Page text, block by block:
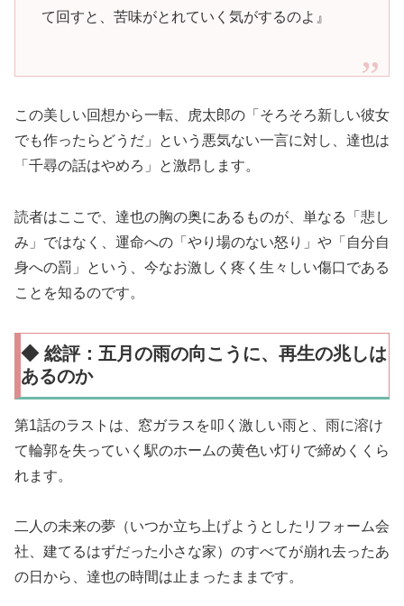
て回すと、苦味がとれていく気がするのよ』
この美しい回想から一転、虎太郎の「そろそろ新しい彼女
でも作ったらどうだ」という悪気ない一言に対し、達也は
「千尋の話はやめろ」と激昂します。
読者はここで、達也の胸の奥にあるものが、単なる「悲し
み」ではなく、運命への「やり場のない怒り」や「自分自
身への罰」という、今なお激しく疼く生々しい傷口である
ことを知るのです。
◆ 総評：五月の雨の向こうに、再生の兆しは
あるのか
第1話のラストは、窓ガラスを叩く激しい雨と、雨に溶け
て輪郭を失っていく駅のホームの黄色い灯りで締めくくら
れます。
二人の未来の夢（いつか立ち上げようとしたリフォーム会
社、建てるはずだった小さな家）のすべてが崩れ去ったあ
の日から、達也の時間は止まったままです。